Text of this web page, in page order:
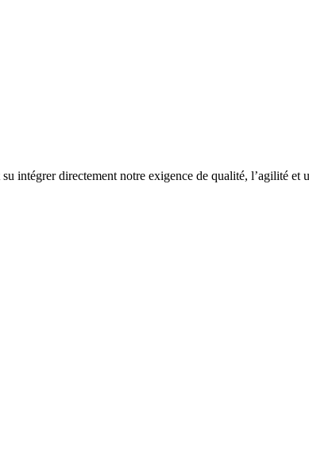
intégrer directement notre exigence de qualité, l’agilité